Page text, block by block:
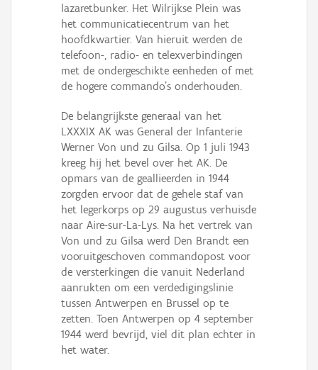
lazaretbunker. Het Wilrijkse Plein was
het communicatiecentrum van het
hoofdkwartier. Van hieruit werden de
telefoon-, radio- en telexverbindingen
met de ondergeschikte eenheden of met
de hogere commando’s onderhouden.
De belangrijkste generaal van het
LXXXIX AK was General der Infanterie
Werner Von und zu Gilsa. Op 1 juli 1943
kreeg hij het bevel over het AK. De
opmars van de geallieerden in 1944
zorgden ervoor dat de gehele staf van
het legerkorps op 29 augustus verhuisde
naar Aire-sur-La-Lys. Na het vertrek van
Von und zu Gilsa werd Den Brandt een
vooruitgeschoven commandopost voor
de versterkingen die vanuit Nederland
aanrukten om een verdedigingslinie
tussen Antwerpen en Brussel op te
zetten. Toen Antwerpen op 4 september
1944 werd bevrijd, viel dit plan echter in
het water.